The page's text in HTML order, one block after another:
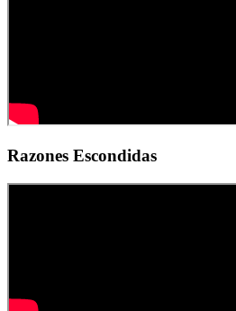
Razones Escondidas